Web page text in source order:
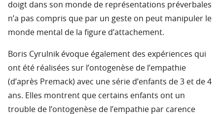
doigt dans son monde de représentations préverbales
n’a pas compris que par un geste on peut manipuler le
monde mental de la figure d’attachement.
Boris Cyrulnik évoque également des expériences qui
ont été réalisées sur l’ontogenèse de l’empathie
(d’après Premack) avec une série d’enfants de 3 et de 4
ans. Elles montrent que certains enfants ont un
trouble de l’ontogenèse de l’empathie par carence